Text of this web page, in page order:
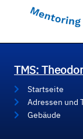
TMS:
Startseite
Adressen und
Gebäude